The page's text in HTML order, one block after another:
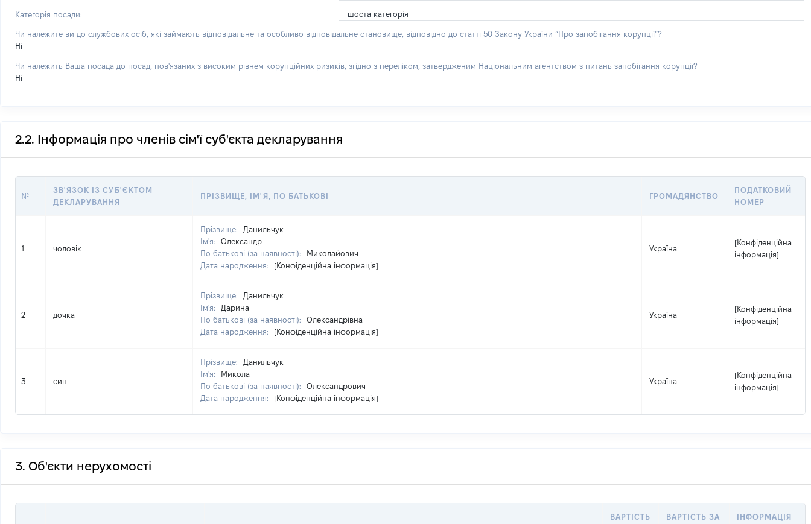
Категорія посади: шоста категорія
Чи належите ви до службових осіб, які займають відповідальне та особливо відповідальне становище, відповідно до статті 50 Закону України “Про запобігання корупції”?
Ні
Чи належить Ваша посада до посад, пов'язаних з високим рівнем корупційних ризиків, згідно з переліком, затвердженим Національним агентством з питань запобігання корупції?
Ні
2.2. Інформація про членів сім'ї суб'єкта декларування
№
ЗВ'ЯЗОК ІЗ СУБ'ЄКТОМ
ДЕКЛАРУВАННЯ
ПРІЗВИЩЕ, ІМ'Я, ПО БАТЬКОВІ ГРОМАДЯНСТВО
ПОДАТКОВИЙ
НОМЕР
1 чоловік
Прізвище:
Данильчук
Ім'я:
Олександр
По батькові (за наявності):
Миколайович
Дата народження:
[Конфіденційна інформація]
Україна
[Конфіденційна
інформація]
2 дочка
Прізвище:
Данильчук
Ім'я:
Дарина
По батькові (за наявності):
Олександрівна
Дата народження:
[Конфіденційна інформація]
Україна
[Конфіденційна
інформація]
3 син
Прізвище:
Данильчук
Ім'я:
Микола
По батькові (за наявності):
Олександрович
Дата народження:
[Конфіденційна інформація]
Україна
[Конфіденційна
інформація]
3. Об'єкти нерухомості
ВАРТІСТЬ
ВАРТІСТЬ ЗА
ІНФОРМАЦІЯ